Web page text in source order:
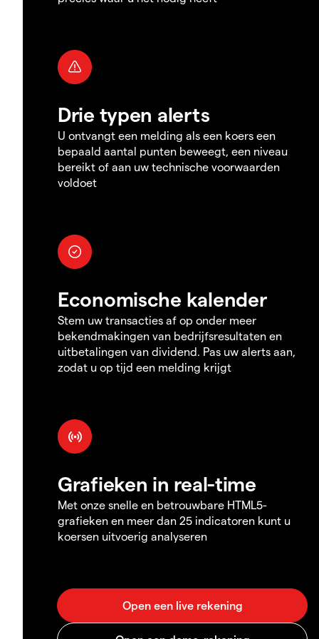
Drie typen alerts
U ontvangt een melding als een koers een
bepaald aantal punten beweegt, een niveau
bereikt of aan uw technische voorwaarden
voldoet
Economische kalender
Stem uw transacties af op onder meer
bekendmakingen van bedrijfsresultaten en
uitbetalingen van dividend. Pas uw alerts aan,
zodat u op tijd een melding krijgt
Grafieken in real-time
Met onze snelle en betrouwbare HTML5-
grafieken en meer dan 25 indicatoren kunt u
koersen uitvoerig analyseren